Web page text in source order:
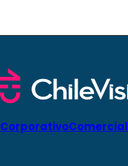
CorporativoComercial